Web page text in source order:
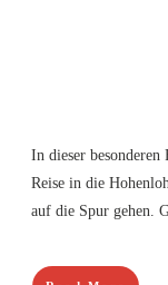
In dieser besonderen
Reise in die
auf die Spur gehen.